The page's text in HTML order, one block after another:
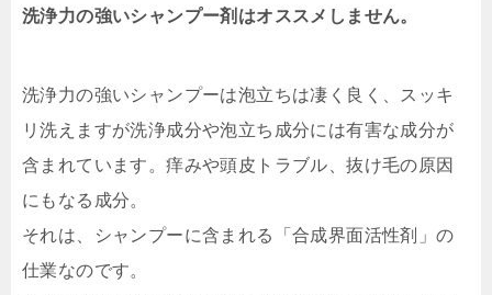
洗浄力の強いシャンプー剤はオススメしません。
洗浄力の強いシャンプーは泡立ちは凄く良く、スッキ
リ洗えますが洗浄成分や泡立ち成分には有害な成分が
含まれています。痒みや頭皮トラブル、抜け毛の原因
にもなる成分。
それは、シャンプーに含まれる「合成界面活性剤」の
仕業なのです。